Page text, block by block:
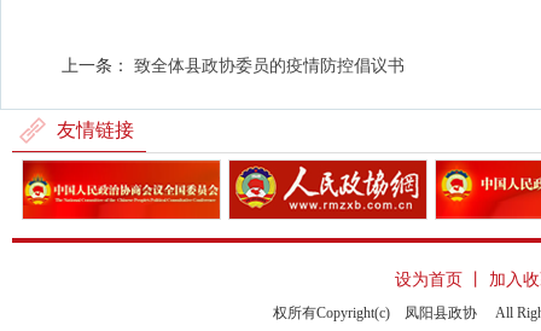
上一条： 致全体县政协委员的疫情防控倡议书
友情链接
设为首页 加入
权所有Copyright(c) 凤阳县政协 All